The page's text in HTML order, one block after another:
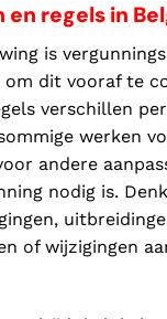
regels in
is
om dit vooraf te
verschillen
werken
andere
nodig is.
of wijzigingen